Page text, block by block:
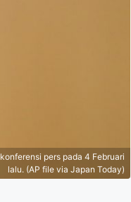
pers pada 4 Februari
lalu. (AP file via Japan Today)